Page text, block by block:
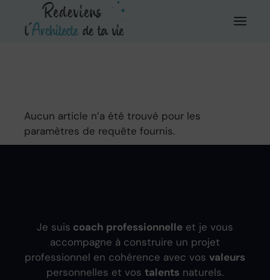
contenu
Aucun article n’a été trouvé pour les
paramètres de requête fournis.
Je suis coach professionnelleet je vous
accompagne à construire un projet
professionnel en cohérence avec vos valeurs
personnelles et vos talents naturels.